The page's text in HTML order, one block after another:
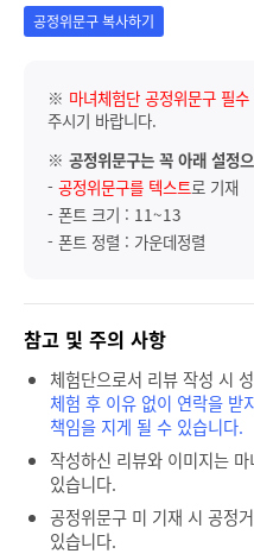
공정위문구 복사하기
※ 마녀체험단 공정위문구 필
주시기 바랍니다.
※ 공정위문구는 꼭 아래 설정
- 공정위문구를 텍스트로 기재
- 폰트 크기 : 11~13
- 폰트 정렬 : 가운데정렬
참고 및 주의 사항
체험단으로서 리뷰 작성 시
체험 후 이유 없이 연락을 받
책임을 지게 될 수 있습니다.
작성하신 리뷰와 이미지는
있습니다.
공정위문구 미 기재 시 공정
있습니다.